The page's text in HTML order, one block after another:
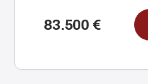
83.500 €